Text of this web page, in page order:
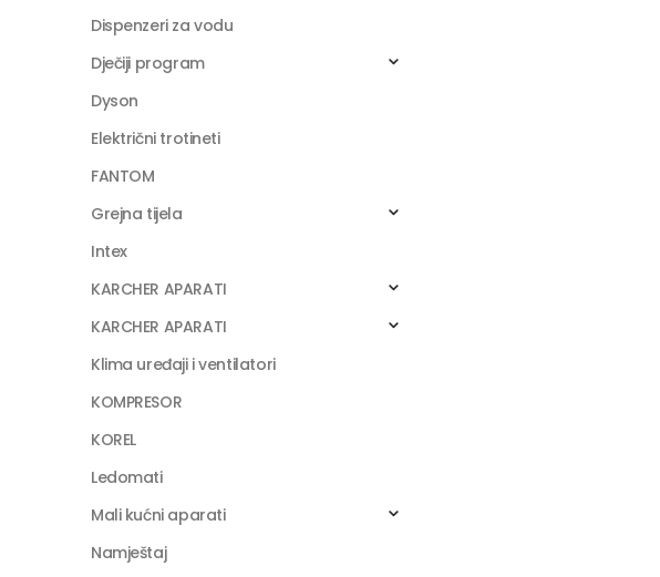
Dispenzeri za vodu
Dječiji program
Dyson
Električni trotineti
FANTOM
Grejna tijela
Intex
KARCHER APARATI
KARCHER APARATI
Klima uređaji i ventilatori
KOMPRESOR
KOREL
Ledomati
Mali kućni aparati
Namještaj